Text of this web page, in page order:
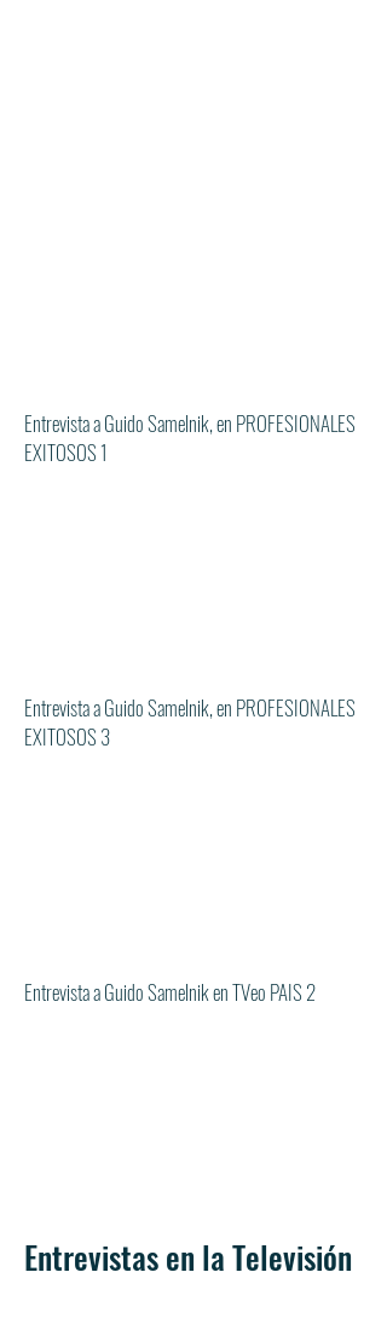
Entrevista a Guido Samelnik, en PROFESIONALES
EXITOSOS 1
Entrevista a Guido Samelnik, en PROFESIONALES
EXITOSOS 3
Entrevista a Guido Samelnik en TVeo PAIS 2
Entrevistas en la Televisión